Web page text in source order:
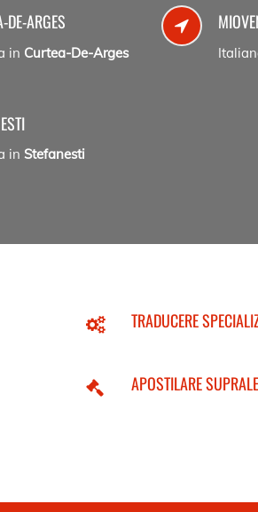
DE-ARGES
in Curtea-De-Arges
in Stefanesti
TRADUCERE
APOSTILARE